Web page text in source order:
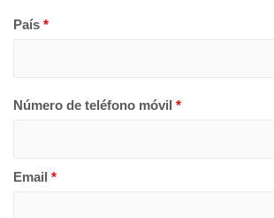
País *
Número de teléfono móvil *
Email *